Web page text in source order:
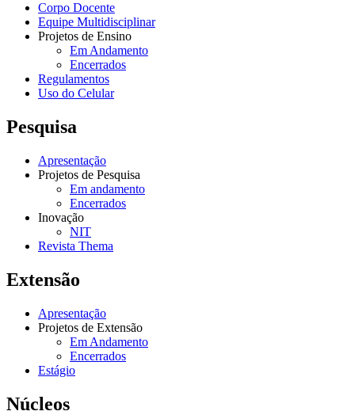
Corpo Docente
Equipe Multidisciplinar
Projetos de Ensino
Em Andamento
Encerrados
Regulamentos
Uso do Celular
Pesquisa
Apresentação
Projetos de Pesquisa
Em andamento
Encerrados
Inovação
NIT
Revista Thema
Extensão
Apresentação
Projetos de Extensão
Em Andamento
Encerrados
Estágio
Núcleos